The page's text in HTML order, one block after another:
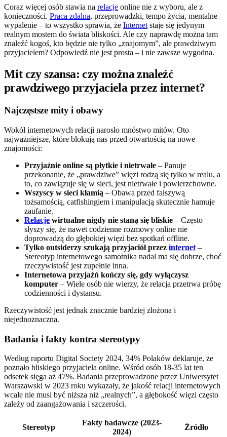
Coraz więcej osób stawia na relacje online nie z wyboru, ale z
konieczności. Praca zdalna, przeprowadzki, tempo życia, mentalne
wypalenie – to wszystko sprawia, że Internet staje się jedynym
realnym mostem do świata bliskości. Ale czy naprawdę można tam
znaleźć kogoś, kto będzie nie tylko „znajomym”, ale prawdziwym
przyjacielem? Odpowiedź nie jest prosta – i nie zawsze wygodna.
Mit czy szansa: czy można znaleźć
prawdziwego przyjaciela przez internet?
Najczęstsze mity i obawy
Wokół internetowych relacji narosło mnóstwo mitów. Oto
najważniejsze, które blokują nas przed otwartością na nowe
znajomości:
Przyjaźnie online są płytkie i nietrwałe – Panuje
przekonanie, że „prawdziwe” więzi rodzą się tylko w realu, a
to, co zawiązuje się w sieci, jest nietrwałe i powierzchowne.
Wszyscy w sieci kłamią – Obawa przed fałszywą
tożsamością, catfishingiem i manipulacją skutecznie hamuje
zaufanie.
Relacje wirtualne nigdy nie staną się bliskie – Często
słyszy się, że nawet codzienne rozmowy online nie
doprowadzą do głębokiej więzi bez spotkań offline.
Tylko outsiderzy szukają przyjaciół przez internet –
Stereotyp internetowego samotnika nadal ma się dobrze, choć
rzeczywistość jest zupełnie inna.
Internetowa przyjaźń kończy się, gdy wyłączysz
komputer – Wiele osób nie wierzy, że relacja przetrwa próbę
codzienności i dystansu.
Rzeczywistość jest jednak znacznie bardziej złożona i
niejednoznaczna.
Badania i fakty kontra stereotypy
Według raportu Digital Society 2024, 34% Polaków deklaruje, że
poznało bliskiego przyjaciela online. Wśród osób 18-35 lat ten
odsetek sięga aż 47%. Badania przeprowadzone przez Uniwersytet
Warszawski w 2023 roku wykazały, że jakość relacji internetowych
wcale nie musi być niższa niż „realnych”, a głębokość więzi często
zależy od zaangażowania i szczerości.
Stereotyp
Fakty badawcze (2023-
2024)
Źródło